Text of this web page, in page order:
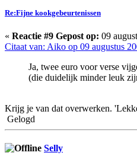
Re:Fijne kookgebeurtenissen
« Reactie #9 Gepost op: 09
Citaat van: Aiko op 09 augustus
Ja, twee euro voor verse
(die duidelijk minder leuk
Krijg je van dat overwerken.
Gelogd
Selly